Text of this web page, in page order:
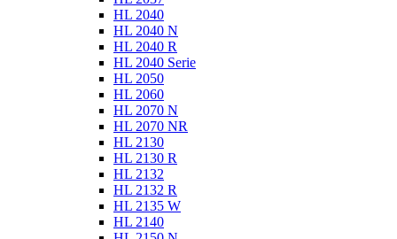
HL 2040
HL 2040 N
HL 2040 R
HL 2040 Serie
HL 2050
HL 2060
HL 2070 N
HL 2070 NR
HL 2130
HL 2130 R
HL 2132
HL 2132 R
HL 2135 W
HL 2140